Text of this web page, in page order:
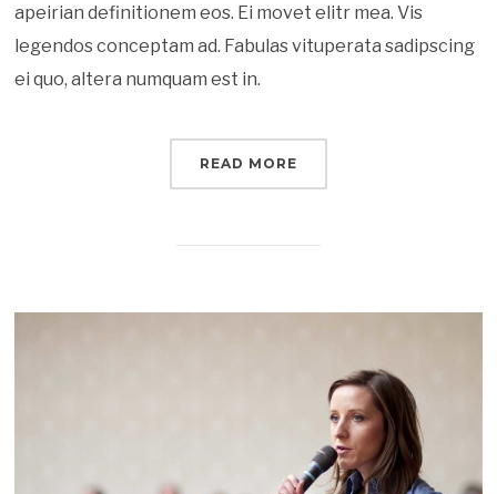
apeirian definitionem eos. Ei movet elitr mea. Vis
legendos conceptam ad. Fabulas vituperata sadipscing
ei quo, altera numquam est in.
READ MORE